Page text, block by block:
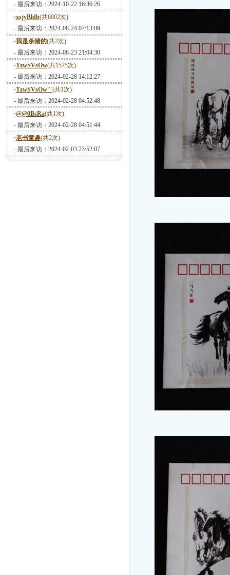
- 最后来访：2024-10-22 16:36:26
·xsjyBldb(共6002次)
- 最后来访：2024-08-24 07:13:09
·我是杀猪的(共2次)
- 最后来访：2024-08-23 21:04:30
·TzwSVsOw(共1575次)
- 最后来访：2024-02-28 14:12:27
·TzwSVsOw'"(共1次)
- 最后来访：2024-02-28 04:52:48
·@@0BsRa(共1次)
- 最后来访：2024-02-28 04:51:44
·老书童趣(共2次)
- 最后来访：2024-02-03 23:52:07